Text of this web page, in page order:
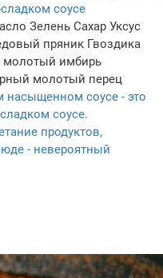
соусе
Зелень Сахар Уксус
пряник Гвоздика
молотый имбирь
молотый перец
насыщенном соусе - это
соусе.
продуктов,
- невероятный